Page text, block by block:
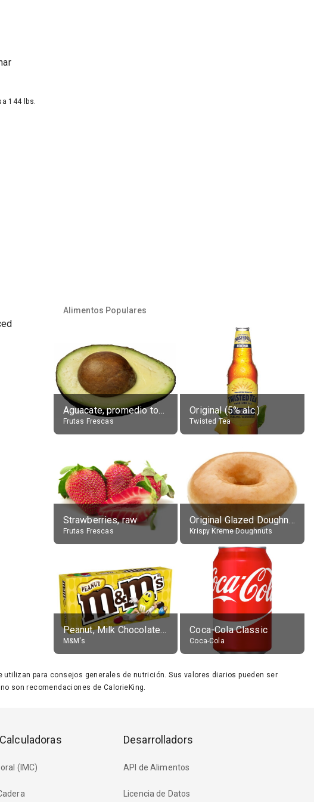
144 lbs.
Alimentos Populares
Aguacate, promedio todos variedades, crudo
Frutas Frescas
Original (5% alc.)
Twisted Tea
Strawberries, raw
Frutas Frescas
Original Glazed Doughnut
Krispy Kreme Doughnuts
Peanut, Milk Chocolate Candies
M&M's
Coca-Cola Classic
Coca-Cola
para consejos generales de nutrición. Sus valores diarios pueden ser
son recomendaciones de CalorieKing.
(IMC)
Desarrolladors
API de Alimentos
Licencia de Datos